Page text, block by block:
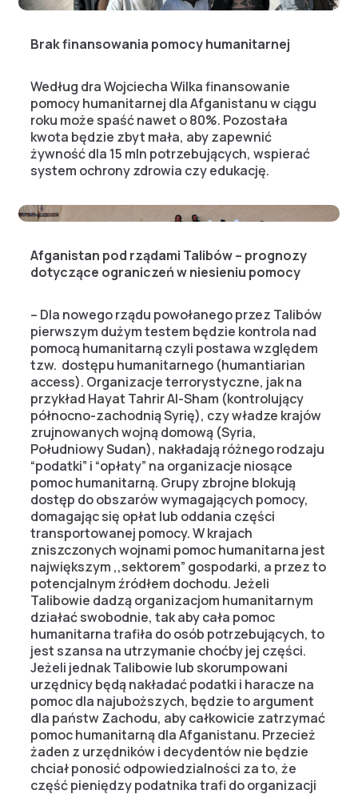
Brak finansowania pomocy humanitarnej
Według dra Wojciecha Wilka finansowanie
pomocy humanitarnej dla Afganistanu w ciągu
roku może spaść nawet o 80%. Pozostała
kwota będzie zbyt mała, aby zapewnić
żywność dla 15 mln potrzebujących, wspierać
system ochrony zdrowia czy edukację.
Afganistan pod rządami Talibów – prognozy
dotyczące ograniczeń w niesieniu pomocy
– Dla nowego rządu powołanego przez Talibów
pierwszym dużym testem będzie kontrola nad
pomocą humanitarną czyli postawa względem
tzw. dostępu humanitarnego (humantiarian
access). Organizacje terrorystyczne, jak na
przykład Hayat Tahrir Al-Sham (kontrolujący
północno-zachodnią Syrię), czy władze krajów
zrujnowanych wojną domową (Syria,
Południowy Sudan), nakładają różnego rodzaju
“podatki” i “opłaty” na organizacje niosące
pomoc humanitarną. Grupy zbrojne blokują
dostęp do obszarów wymagających pomocy,
domagając się opłat lub oddania części
transportowanej pomocy. W krajach
zniszczonych wojnami pomoc humanitarna jest
największym ,,sektorem” gospodarki, a przez to
potencjalnym źródłem dochodu. Jeżeli
Talibowie dadzą organizacjom humanitarnym
działać swobodnie, tak aby cała pomoc
humanitarna trafiła do osób potrzebujących, to
jest szansa na utrzymanie choćby jej części.
Jeżeli jednak Talibowie lub skorumpowani
urzędnicy będą nakładać podatki i haracze na
pomoc dla najuboższych, będzie to argument
dla państw Zachodu, aby całkowicie zatrzymać
pomoc humanitarną dla Afganistanu. Przecież
żaden z urzędników i decydentów nie będzie
chciał ponosić odpowiedzialności za to, że
część pieniędzy podatnika trafi do organizacji